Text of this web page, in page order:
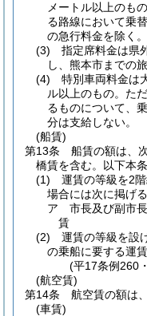
メートル以上のもの
る路線において乗
の急行料金を除く。
(3)
指定席料金は県
し、熊本市までの
(4)
特別車両料金は
ル以上のもの。 た
るものについて、
分は支給しない。
(船賃)
第13条
船賃の額は、
橋賃を含む。以下本
(1)
運賃の等級を2
場合には次に掲げ
ア
市長及び副市
賃
(2)
運賃の等級を設
の乗船に要する運賃
(平17条例260
(航空賃)
第14条
航空賃の額は
(車賃)